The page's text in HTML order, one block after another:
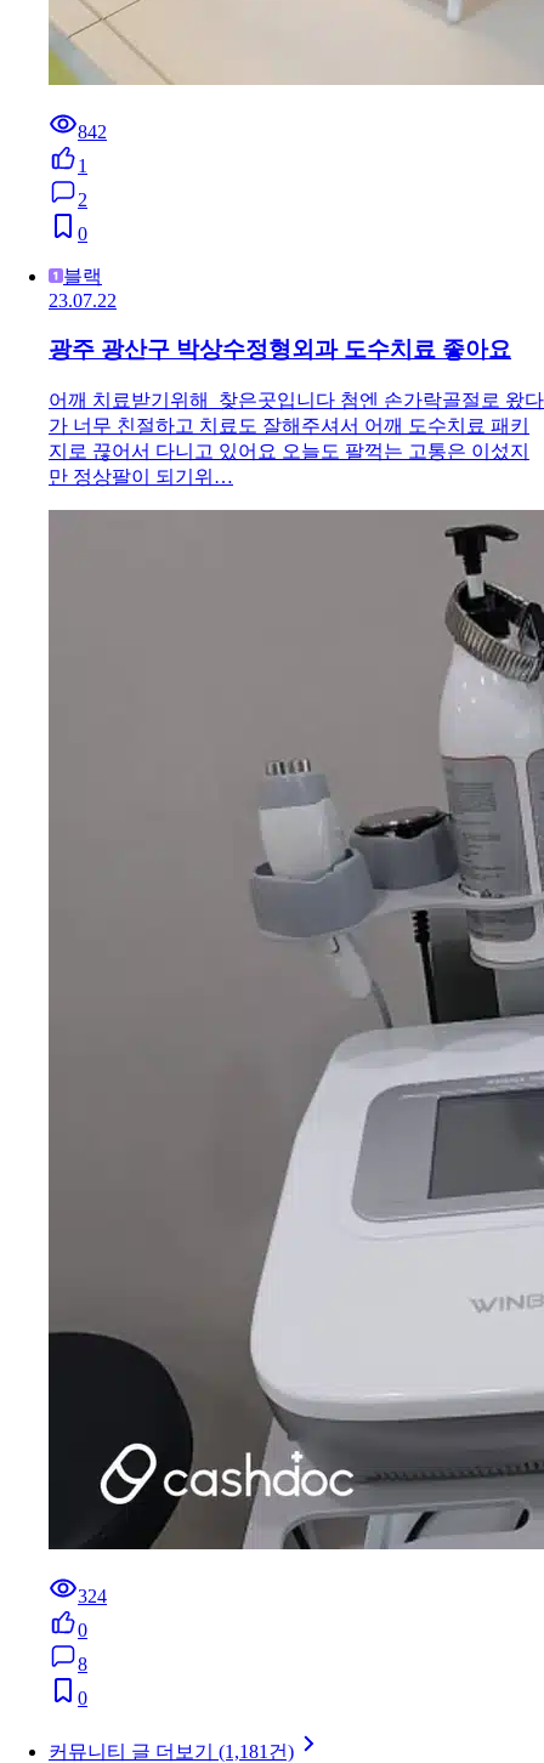
842
1
2
0
블랙
23.07.22
광주 광산구 박상수정형외과 도수치료 좋아요
어깨 치료받기위해 찾은곳입니다 첨엔 손가락골절로 왔다
가 너무 친절하고 치료도 잘해주셔서 어깨 도수치료 패키
지로 끊어서 다니고 있어요 오늘도 팔꺽는 고통은 이섰지
만 정상팔이 되기위…
324
0
8
0
커뮤니티 글 더보기 (1,181건)